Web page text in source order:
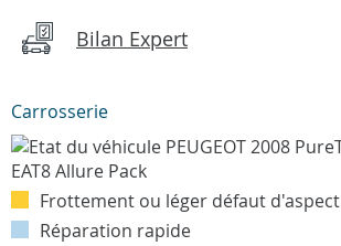
Bilan Expert
Carrosserie
Frottement ou léger défaut d'aspect
Réparation rapide